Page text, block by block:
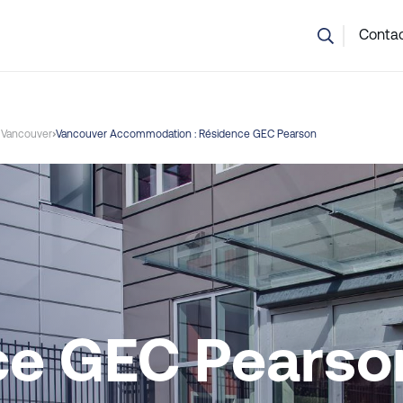
Vancouver Accommodation : Résidence GEC Pearson
GEC